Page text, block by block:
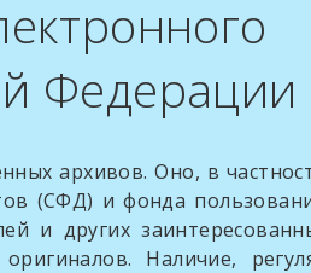
Федерации
архивов. Оно, в
(СФД) и фонда
и других
Наличие,